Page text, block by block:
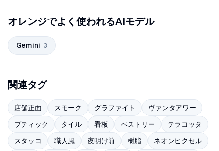
オレンジでよく使われるAIモデル
Gemini 3
関連タグ
店舗正面 スモーク グラファイト
ヴァンタアワー
ブティック
タイル 看板 ペストリー
テラコッタ
スタッコ
職人風 夜明け前 樹脂
ネオンピクセル